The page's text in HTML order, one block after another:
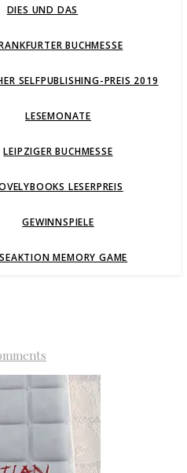
DIES UND DAS
BUCHMESSE
SELFPUBLISHING-PREIS 2019
LESEMONATE
LEIPZIGER BUCHMESSE
LESERPREIS
GEWINNSPIELE
MEMORY GAME